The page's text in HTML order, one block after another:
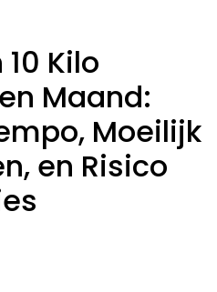
Kilo
Maand:
Moeilijk
en Risico